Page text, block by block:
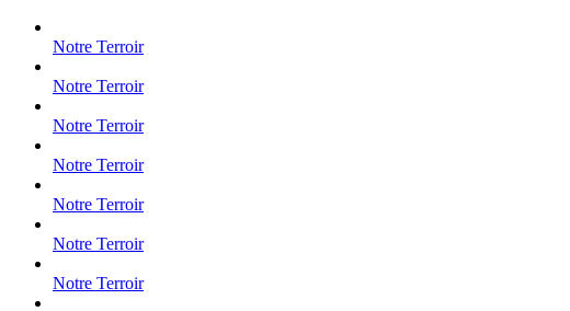
Notre Terroir
Notre Terroir
Notre Terroir
Notre Terroir
Notre Terroir
Notre Terroir
Notre Terroir